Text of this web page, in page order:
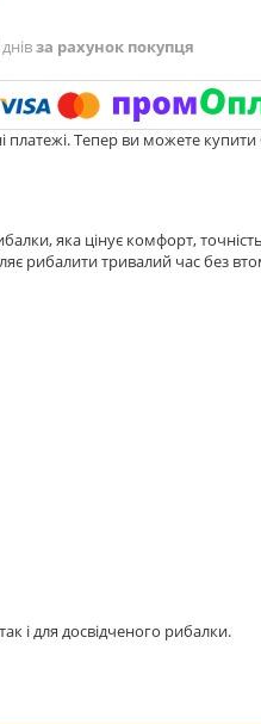
за рахунок покупця
платежі. Тепер ви можете
яка цінує комфорт,
рибалити тривалий час без
і для досвідченого рибалки.